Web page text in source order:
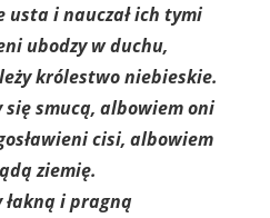
usta i nauczał ich tymi
ubodzy w duchu,
królestwo niebieskie.
się smucą, albowiem oni
cisi, albowiem
ziemię.
łakną i pragną